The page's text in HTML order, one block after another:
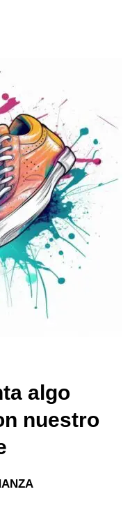
algo
nuestro